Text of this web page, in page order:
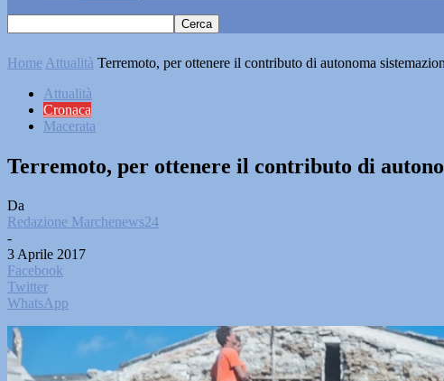
Home Attualità Terremoto, per ottenere il contributo di autonoma
Attualità
Cronaca
Macerata
Terremoto, per ottenere il contributo di
Da
Redazione Marchenews24
-
3 Aprile 2017
Facebook
Twitter
WhatsApp